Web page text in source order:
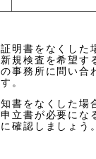
明書をなくした
規検査を希望す
事務所に問い合
。
書をなくした場
立書が必要にな
確認しましょう。